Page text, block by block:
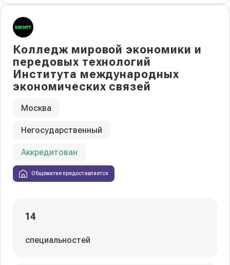
Колледж мировой экономики и
передовых технологий
Института международных
экономических связей
Москва
Негосударственный
Аккредитован
Общежитие предоставляется
14
специальностей